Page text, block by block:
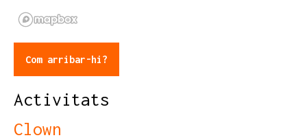
Com arribar-hi?
Activitats
Clown